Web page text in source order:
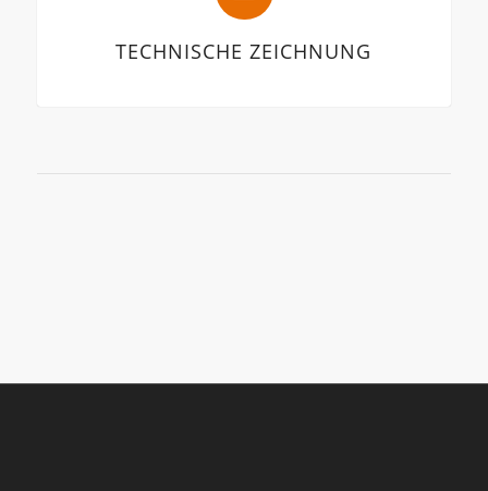
TECHNISCHE ZEICHNUNG